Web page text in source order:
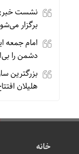
نشست خبری
برگزار
امام جمعه
دشمن را
هلیلان
خانه